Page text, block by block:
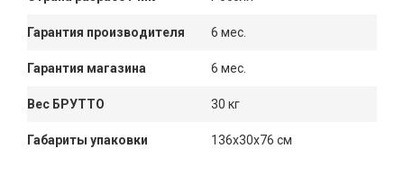
Гарантия производителя 6 мес.
Гарантия магазина 6 мес.
Вес БРУТТО 30 кг
Габариты упаковки 136x30x76 см